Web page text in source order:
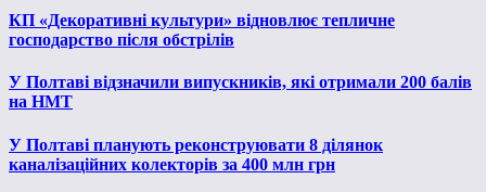
КП «Декоративні культури» відновлює тепличне
господарство після обстрілів
У Полтаві відзначили випускників, які отримали 200 балів
на НМТ
У Полтаві планують реконструювати 8 ділянок
каналізаційних колекторів за 400 млн грн